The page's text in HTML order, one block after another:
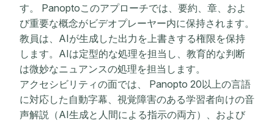
す。 Panoptoこのアプローチでは、要約、章、およ
び重要な概念がビデオプレーヤー内に保持されます。
教員は、AIが生成した出力を上書きする権限を保持
します。AIは定型的な処理を担当し、教育的な判断
は微妙なニュアンスの処理を担当します。
アクセシビリティの面では、 Panopto 20以上の言語
に対応した自動字幕、視覚障害のある学習者向けの音
声解説（AI生成と人間による指示の両方）、および